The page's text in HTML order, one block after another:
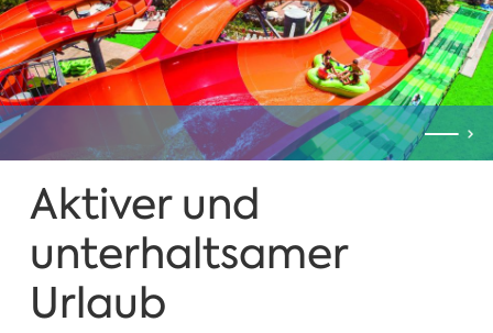
Aktiver und
unterhaltsamer
Urlaub